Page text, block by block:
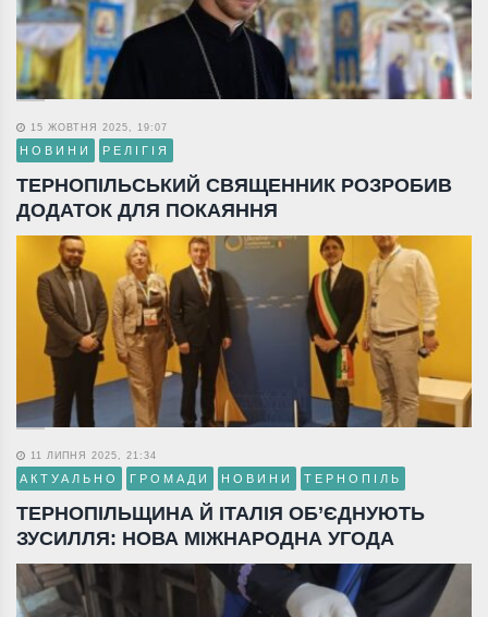
15 ЖОВТНЯ 2025, 19:07
НОВИНИ РЕЛІГІЯ
ТЕРНОПІЛЬСЬКИЙ СВЯЩЕННИК РОЗРОБИВ
ДОДАТОК ДЛЯ ПОКАЯННЯ
11 ЛИПНЯ 2025, 21:34
АКТУАЛЬНО ГРОМАДИ НОВИНИ ТЕРНОПІЛЬ
ТЕРНОПІЛЬЩИНА Й ІТАЛІЯ ОБ’ЄДНУЮТЬ
ЗУСИЛЛЯ: НОВА МІЖНАРОДНА УГОДА